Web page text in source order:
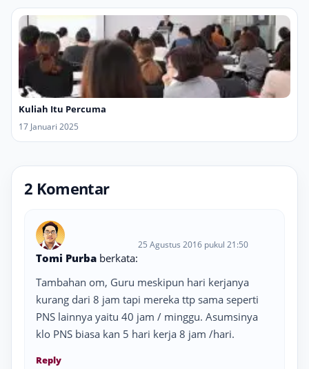
Kuliah Itu Percuma
17 Januari 2025
2 Komentar
Tomi Purba berkata:
25 Agustus 2016 pukul 21:50
Tambahan om, Guru meskipun hari kerjanya
kurang dari 8 jam tapi mereka ttp sama seperti
PNS lainnya yaitu 40 jam / minggu. Asumsinya
klo PNS biasa kan 5 hari kerja 8 jam /hari.
Reply